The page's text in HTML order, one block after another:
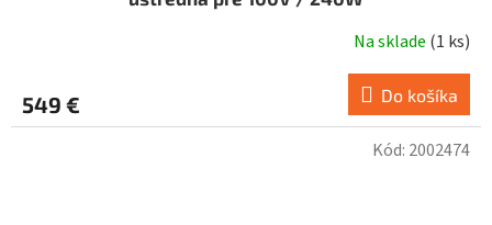
Na sklade (1 ks)
549 € Do košíka
Kód: 2002474